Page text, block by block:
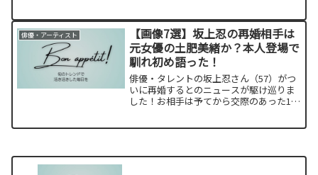
判がなぜ続いているのか調べてみまし
た。
俳優・アーティスト
【画像7選】坂上忍の再婚相手は
元女優の土肥美緒か？本人登場で
馴れ初め語った！
俳優・タレントの坂上忍さん（57）がつ
いに再婚するとのニュースが駆け巡りま
した！お相手は予てから交際のあった14